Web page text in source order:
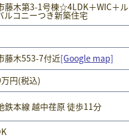
藤木第3-1号棟☆4LDK＋WIC＋ル
ルコニーつき新築住宅
藤木553-7付近[Google map]
万円(税込)
鉄本線 越中荏原 徒歩11分